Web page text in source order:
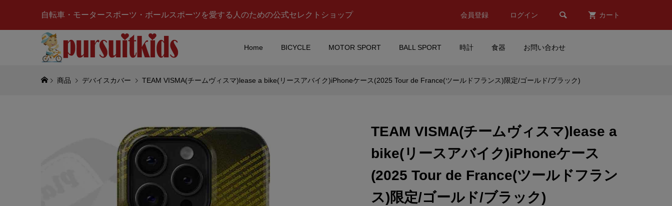
自転車・モータースポーツ・ボールスポーツを愛する人のための公式セレクトショップ 会員登録 ログイン  カート
Home BICYCLE MOTOR SPORT BALL SPORT 時計 食器 お問い合わせ
¥9,878(税込)
¥7,600(税込)
¥7,980(税込)
SUZUKI ECSTAR (スズキ エ
クスター)MOTOGP マグカッ
プ
¥6,707(税込)
Takuma Sato(佐藤琢磨)Blu-
ray(ブルーレイディスク)(2度
目のインディ500制覇/No A...
¥12,900 (税込)
RED BULL(レッドブ
ル)KTM(ケーティーエム)レー
¥6,216
商品 デバイスカバー TEAM VISMA(チームヴィスマ)lease a bike(リースアバイク)iPhoneケース(2025 Tour de France(ツールドフランス)限定/ゴールド/ブラック)
TEAM VISMA(チームヴィスマ)lease a
bike(リースアバイク)iPhoneケース
(2025 Tour de France(ツールドフラン
ス)限定/ゴールド/ブラック)